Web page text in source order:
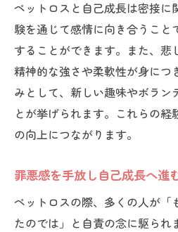
ペットロスと自己成長は密接に
験を通じて感情に向き合うこと
することができます。また、悲
精神的な強さや柔軟性が身につ
みとして、新しい趣味やボラン
とが挙げられます。これらの
の向上につながります。
罪悪感を手放し自己成長へ進
ペットロスの際、多くの人が「
たのでは」と自責の念に駆られ